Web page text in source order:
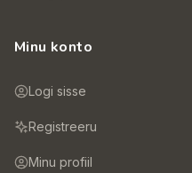
Minu konto
Logi sisse
Registreeru
Minu profiil